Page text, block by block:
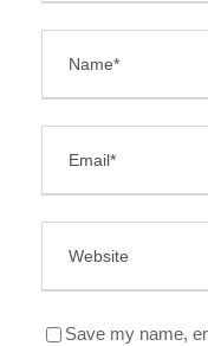
Save my name,